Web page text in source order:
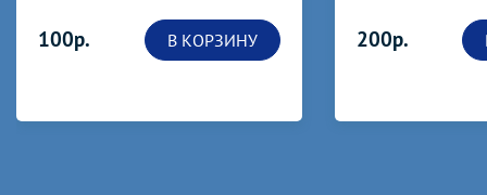
100р. В КОРЗИНУ 200р.